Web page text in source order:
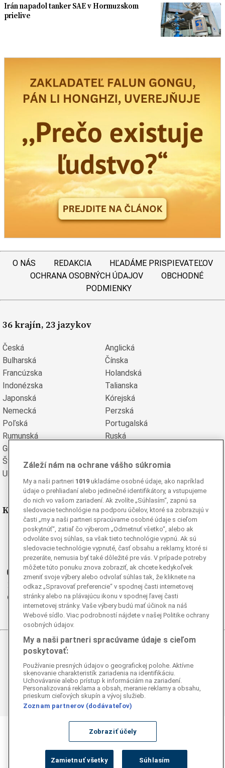
Irán napadol tanker SAE v Hormuzskom
prielive
O NÁS REDAKCIA
HĽADÁME PRISPIEVATEĽOV
OCHRANA OSOBNÝCH ÚDAJOV
OBCHODNÉ
PODMIENKY
36 krajín, 23 jazykov
Česká
Anglická
Bulharská
Čínska
Francúzska
Holandská
Indonézska
Talianska
Japonská
Kórejská
Nemecká
Perzská
Poľská
Portugalská
Rumunská
Ruská
Grécka
Švédska
Turecká
Ukrajinská
Kde nás nájdete
Facebook
Instagram
Ganjing
Youtube
Twitter
Telegram
RSS
© 2026 Epoch Times Slovensko
Všetky práva vyhradené. Publikovanie alebo ďalšie šírenie
správ a fotografií zo zdrojov TASR je bez
predchádzajúceho písomného súhlasu TASR porušením
autorského zákona.
Záleží nám na ochrane vášho súkromia
My a naši partneri 1019 ukladáme osobné údaje, ako napríklad
údaje o prehliadaní alebo jedinečné identifikátory, a vstupujeme
do nich vo vašom zariadení. Ak zvolíte „Súhlasím“, zapnú sa
sledovacie technológie na podporu účelov, ktoré sa zobrazujú v
časti „my a naši partneri spracúvame osobné údaje s cieľom
poskytnúť“, zatiaľ čo výberom „Odmetnuť všetko“, alebo ak
odvoláte svoj súhlas, sa však tieto technológie vypnú. Ak sú
sledovacie technológie vypnuté, časť obsahu a reklamy, ktoré si
prezeráte, nemusia byť také dôležité pre vás. V prípade potreby
môžete túto ponuku znova zobraziť, ak chcete kedykoľvek
zmeniť svoje výbery alebo odvolať súhlas tak, že kliknete na
odkaz „Spravovať preferencie“ v spodnej časti internetovej
stránky alebo na plávajúcu ikonu v spodnej ľavej časti
internetovej stránky. Vaše výbery budú mať účinok na náš
Webové sídlo. Viac podrobností nájdete v našej Politike ochrany
osobných údajov.
My a naši partneri spracúvame údaje s cieľom
poskytovať:
Používanie presných údajov o geografickej polohe. Aktívne
skenovanie charakteristík zariadenia na identifikáciu.
Uchovávanie alebo prístup k informáciám na zariadení.
Personalizovaná reklama a obsah, meranie reklamy a obsahu,
prieskum cieľových skupín a vývoj služieb.
Zoznam partnerov (dodávateľov)
Zobraziť účely
Zamietnuť všetky Súhlasím